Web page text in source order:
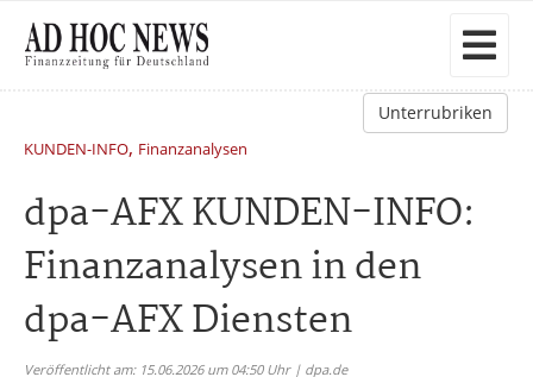
Unterrubriken
KUNDEN-INFO, Finanzanalysen
dpa-AFX KUNDEN-INFO:
Finanzanalysen in den
dpa-AFX Diensten
Veröffentlicht am: 15.06.2026 um 04:50 Uhr | dpa.de